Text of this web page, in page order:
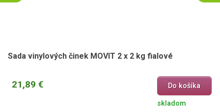
Sada vinylových činek MOVIT 2 x 2 kg fialové
21,89 € Do košíka
skladom